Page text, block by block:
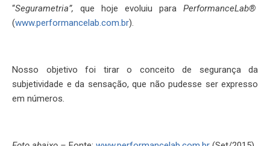
“Segurametria”, que hoje evoluiu para PerformanceLab®
(www.performancelab.com.br).
Nosso objetivo foi tirar o conceito de segurança da
subjetividade e da sensação, que não pudesse ser expresso
em números